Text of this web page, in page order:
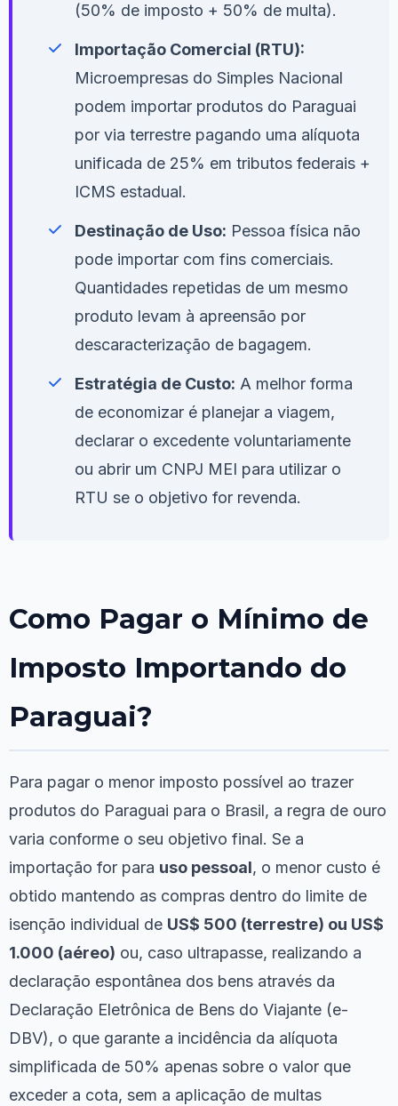
(50% de imposto + 50% de multa).
Importação Comercial (RTU):
Microempresas do Simples Nacional
podem importar produtos do Paraguai
por via terrestre pagando uma alíquota
unificada de 25% em tributos federais +
ICMS estadual.
Destinação de Uso: Pessoa física não
pode importar com fins comerciais.
Quantidades repetidas de um mesmo
produto levam à apreensão por
descaracterização de bagagem.
Estratégia de Custo: A melhor forma
de economizar é planejar a viagem,
declarar o excedente voluntariamente
ou abrir um CNPJ MEI para utilizar o
RTU se o objetivo for revenda.
Como Pagar o Mínimo de
Imposto Importando do
Paraguai?
Para pagar o menor imposto possível ao trazer
produtos do Paraguai para o Brasil, a regra de ouro
varia conforme o seu objetivo final. Se a
importação for para uso pessoal, o menor custo é
obtido mantendo as compras dentro do limite de
isenção individual de US$ 500 (terrestre) ou US$
1.000 (aéreo) ou, caso ultrapasse, realizando a
declaração espontânea dos bens através da
Declaração Eletrônica de Bens do Viajante (e-
DBV), o que garante a incidência da alíquota
simplificada de 50% apenas sobre o valor que
exceder a cota, sem a aplicação de multas